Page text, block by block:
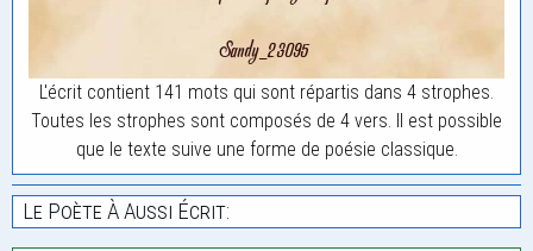
L'écrit contient 141 mots qui sont répartis dans 4 strophes.
Toutes les strophes sont composés de 4 vers. Il est possible
que le texte suive une forme de poésie classique.
Le Poète À Aussi Écrit: